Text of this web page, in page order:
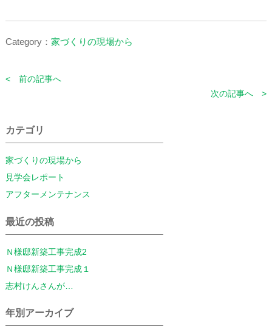
Category： 家づくりの現場から
< 前の記事へ
次の記事へ >
カテゴリ
家づくりの現場から
見学会レポート
アフターメンテナンス
最近の投稿
Ｎ様邸新築工事完成2
Ｎ様邸新築工事完成１
志村けんさんが…
年別アーカイブ